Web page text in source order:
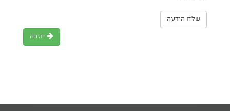
שלח הודעה
חזרה